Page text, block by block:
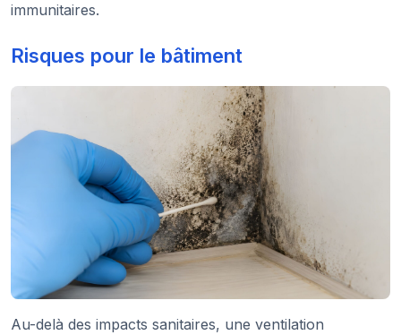
immunitaires.
Risques pour le bâtiment
Au-delà des impacts sanitaires, une ventilation